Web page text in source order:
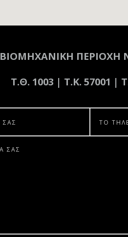
ΒΙΟΜΗΧΑΝΙΚΗ ΠΕΡΙΟΧΗ
Τ.Θ. 1003 | Τ.Κ. 57001 |